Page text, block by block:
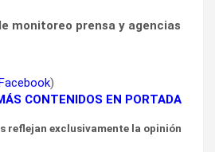
monitoreo prensa y agencias
)
CONTENIDOS EN PORTADA
reflejan exclusivamente la opinión